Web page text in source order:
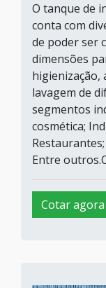
O tanque de
conta com
de poder ser
dimensões
higienização,
lavagem de
segmentos
cosmética;
Entre
Cotar agora